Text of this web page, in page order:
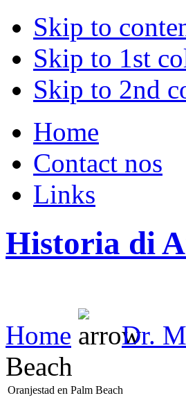
Skip to
Skip to 1st
Skip to 2nd
Home
Contact nos
Links
Historia di
Home
Dr.
Beach
Oranjestad en Palm Beach